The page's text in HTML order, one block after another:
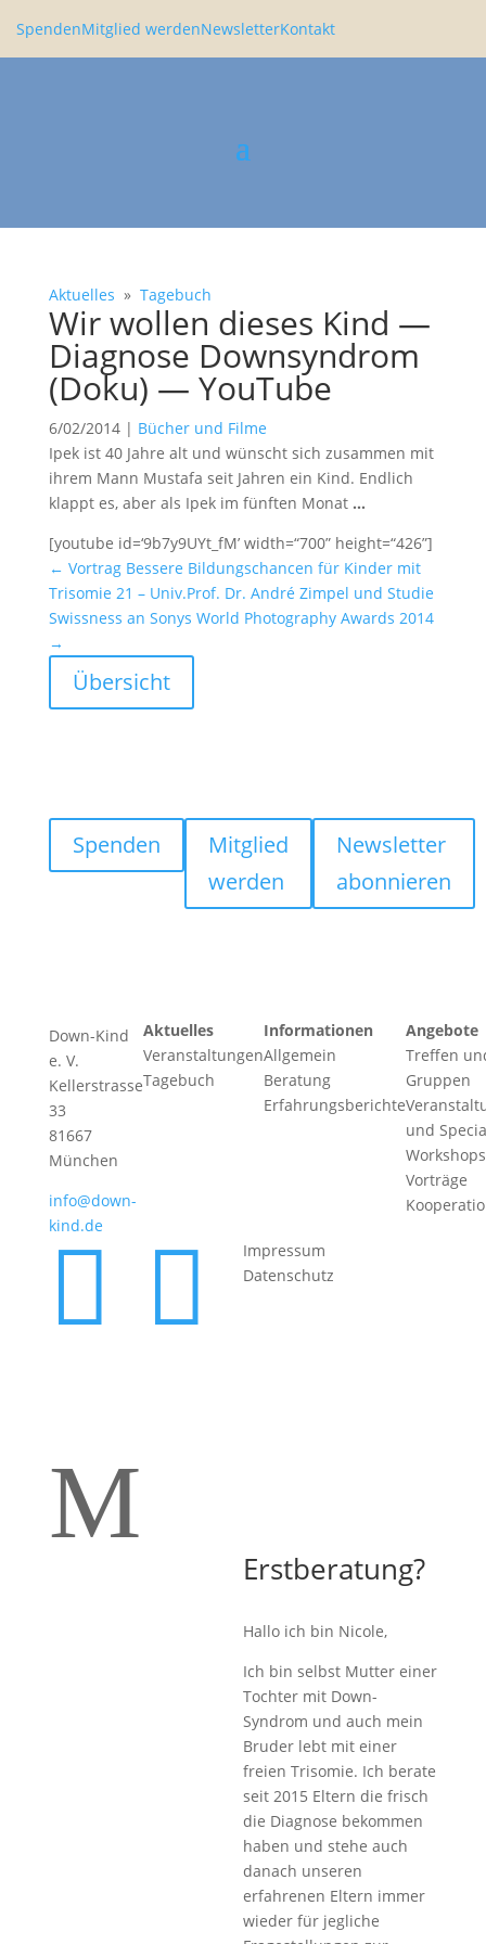
SpendenMitglied werdenNewsletterKontakt
Aktuelles » Tagebuch
Wir wollen dieses Kind —
Diagnose Downsyn­drom
(Doku) — YouTube
6/02/2014| Bücher und Filme
Ipek ist 40 Jahre alt und wünscht sich zusammen mit
ihrem Mann Mustafa seit Jahren ein Kind. Endlich
klappt es, aber als Ipek im fünften Monat …
[youtube id=‘9b7y9UYt_fM’ width=“700” height=“426”]
← Vortrag Bessere Bildungs­chancen für Kinder mit
Trisomie 21 – Univ.Prof. Dr. André Zimpel und Studie
Swiss­ness an Sonys World Photo­graphy Awards 2014
→
Übersicht
Spenden
Mitglied
werden
Newsletter
abonnieren
Down-Kind
e. V.
Kellerstrasse
33
81667
München
info@down-
kind.de
Aktuelles
Veranstaltungen
Tagebuch
Informationen
Allgemein
Beratung
Erfahrungsberichte
Angebote
Treffen
Gruppen
und
Vorträge
 
Impressum
Datenschutz
M
Erstberatung?
Hallo ich bin Nicole,
Ich bin selbst Mutter einer
Tochter mit Down-
Syndrom und auch mein
Bruder lebt mit einer
freien Trisomie. Ich berate
seit 2015 Eltern die frisch
die Diagnose bekommen
haben und stehe auch
danach unseren
erfahrenen Eltern immer
wieder für jegliche